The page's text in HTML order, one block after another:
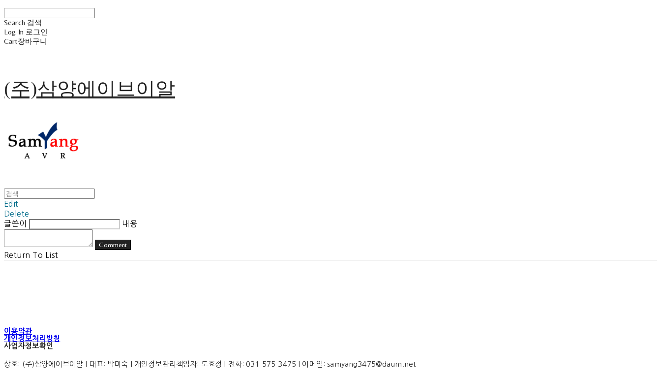
Search 검색
Log In 로그인
Cart장바구니
(주)삼양에이브이알
Edit
Delete
글쓴이
내용
Comment
Return To List
이용약관
개인정보처리방침
사업자정보확인
상호: (주)삼양에이브이알 | 대표: 박미숙 | 개인정보관리책임자: 도효정 | 전화: 031-575-3475 | 이메일: samyang3475@daum.net